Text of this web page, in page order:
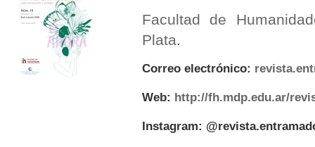
Facultad de
Plata.
Correo electrónico:
Web: http://fh.mdp.edu.ar/
Instagram: